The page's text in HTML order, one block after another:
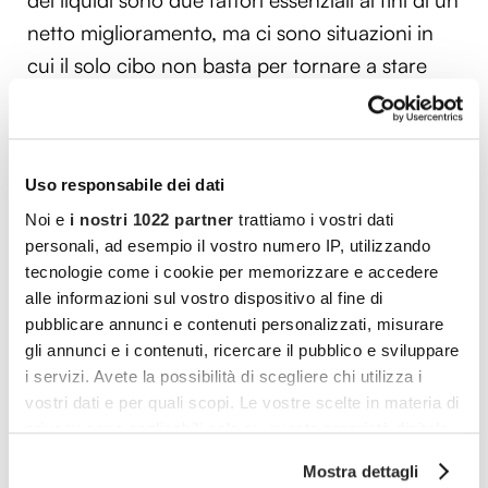
Uso responsabile dei dati
Noi e i nostri 1022 partner trattiamo i vostri dati
personali, ad esempio il vostro numero IP, utilizzando
tecnologie come i cookie per memorizzare e accedere
alle informazioni sul vostro dispositivo al fine di
pubblicare annunci e contenuti personalizzati, misurare
gli annunci e i contenuti, ricercare il pubblico e sviluppare
i servizi. Avete la possibilità di scegliere chi utilizza i
vostri dati e per quali scopi. Le vostre scelte in materia di
privacy sono applicabili solo su questa proprietà digitale
modificare o revocare il proprio consenso in qualsiasi
Mostra dettagli
netto miglioramento, ma ci sono situazioni in
cui il solo cibo non basta per tornare a stare
trattamenti antibiotici prolungati, infatti, a
giovare nettamente sul disturbo sono gli ormai
noti a tutti fermenti lattici, più comunemente
conosciuti anche come probiotici. Questi, per
chi ancora non ne fosse a conoscenza, sono
ottimi per ristabilire una normale flora batterica
intestinale e riportare il tutto al suo
funzionamento.
Sui farmaci antidiarroici e antispastici, invece, è